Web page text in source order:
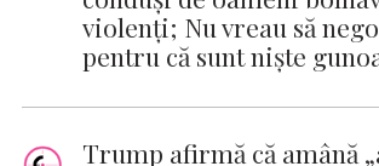
violenți; Nu vreau să
pentru că sunt niște
Trump afirmă că amână